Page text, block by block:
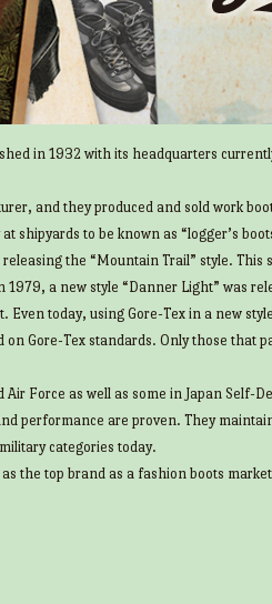
in 1932 with its headquarters
and they produced and sold work
shipyards to be known as “logger’s
the “Mountain Trail” style. This
a new style “Danner Light” was
Even today, using Gore-Tex in a new
on Gore-Tex standards. Only those that
Force as well as some in Japan Self-
performance are proven. They
categories today.
the top brand as a fashion boots